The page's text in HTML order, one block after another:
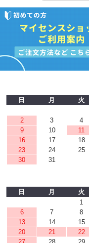
日
月 火
2
3 4
9
10 11
16
17 18
23
24 25
30
31
日
月 火
1
6
7 8
13
14 15
20
21 22